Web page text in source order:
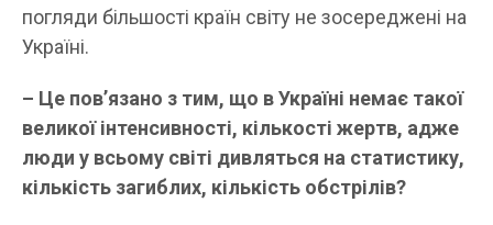
погляди більшості країн світу не зосереджені на
Україні.
– Це пов’язано з тим, що в Україні немає такої
великої інтенсивності, кількості жертв, адже
люди у всьому світі дивляться на статистику,
кількість загиблих, кількість обстрілів?